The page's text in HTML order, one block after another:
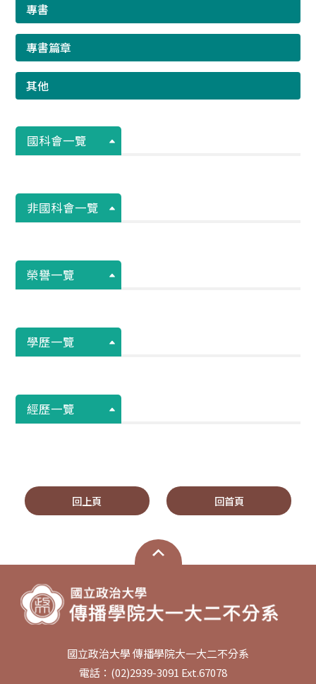
專書
專書篇章
其他
國科會一覽
非國科會一覽
榮譽一覽
學歷一覽
經歷一覽
回上頁 回首頁
國立政治大學 傳播學院大一大二不分系
電話：(02)2939-3091 Ext.67078